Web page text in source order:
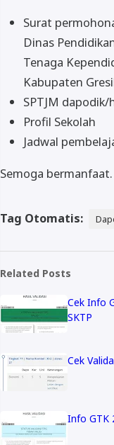
Surat
Dinas
Tenaga
Kabupaten
SPTJM dapodik/
Profil Sekolah
Jadwal
Semoga bermanfaat.
Tag Otomatis:
Related Posts
Cek Info
SKTP
Cek
Info GTK